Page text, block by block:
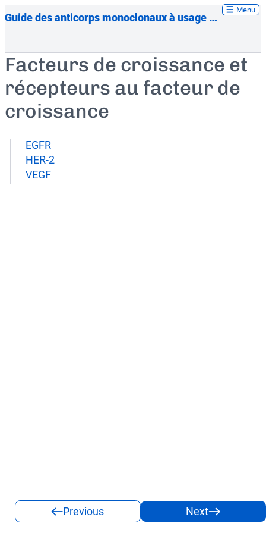
Guide des anticorps monoclonaux à usage thérapeutique
Menu
Facteurs de croissance et
récepteurs au facteur de
croissance
EGFR
HER-2
VEGF
Previous Next